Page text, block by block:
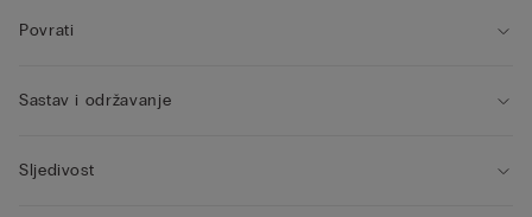
Povrati
Sastav i održavanje
Sljedivost